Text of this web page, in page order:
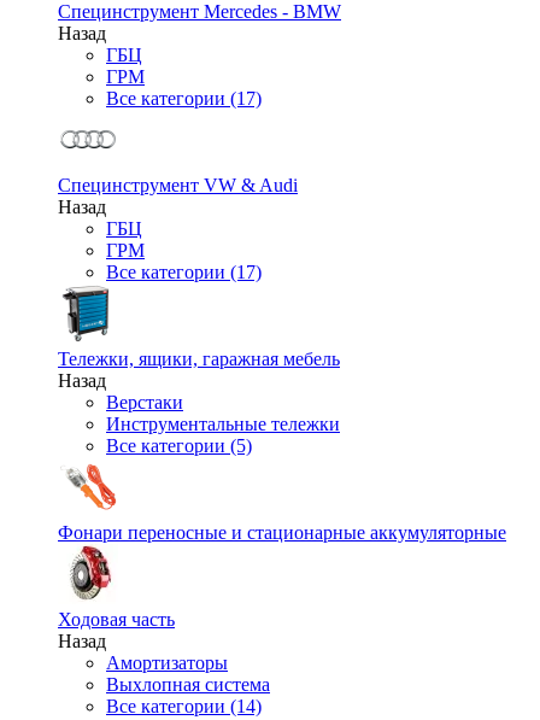
Специнструмент Mercedes - BMW
Назад
ГБЦ
ГРМ
Все категории (17)
Специнструмент VW & Audi
Назад
ГБЦ
ГРМ
Все категории (17)
Тележки, ящики, гаражная мебель
Назад
Верстаки
Инструментальные тележки
Все категории (5)
Фонари переносные и стационарные аккумуляторные
Ходовая часть
Назад
Амортизаторы
Выхлопная система
Все категории (14)